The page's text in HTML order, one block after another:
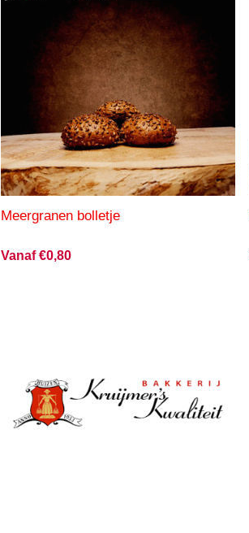
Meergranen bolletje
Vanaf €0,80